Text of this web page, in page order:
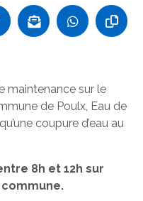
maintenance sur le
de Poulx, Eau de
coupure d’eau au
8h et 12h sur
commune.